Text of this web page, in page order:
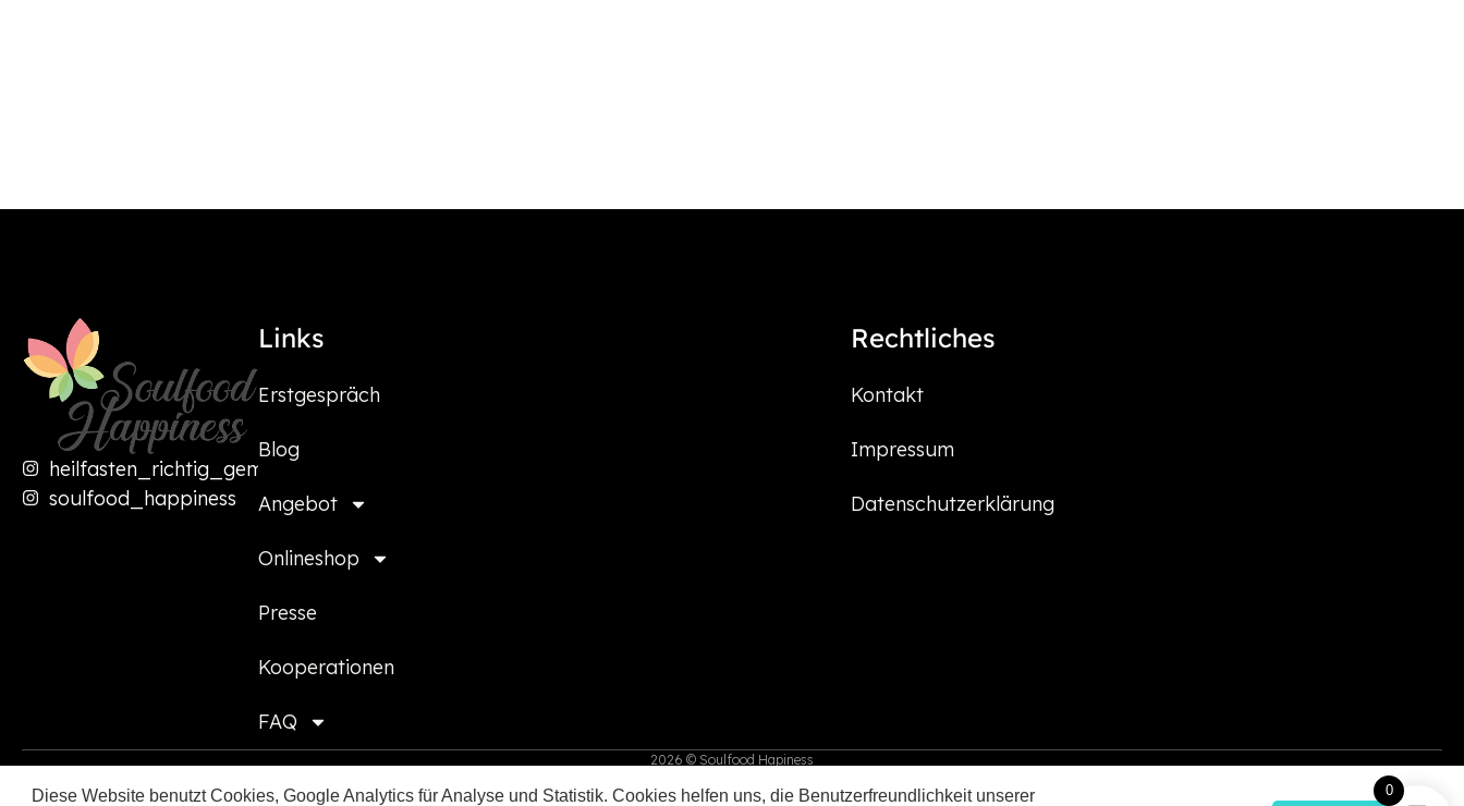
Diese Website benutzt Cookies, Google Analytics für Analyse und Statistik. Cookies helfen uns, die Benutzerfreundlichkeit unserer
heilfasten_richtig_gemacht
soulfood_happiness
Links
Erstgespräch
Blog
Angebot
Onlineshop
Presse
Kooperationen
FAQ
Rechtliches
Kontakt
Impressum
Datenschutzerklärung
2026 © Soulfood Hapiness
0